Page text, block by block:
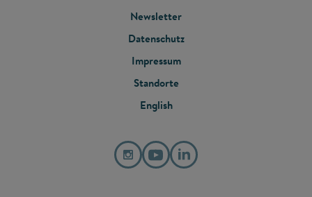
FOOTER
MENU
Newsletter
Datenschutz
Impressum
Standorte
English